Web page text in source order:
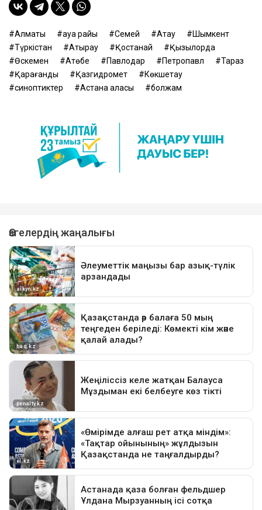
Алматы ауа райы Семей Ақтау
Шымкент
Түркістан
Атырау Қостанай
Қызылорда
Өскемен
Ақтөбе Павлодар Петропавл
Тараз
Қарағанды
Қазгидромет
Көкшетау
синоптиктер
Астана қаласы болжам